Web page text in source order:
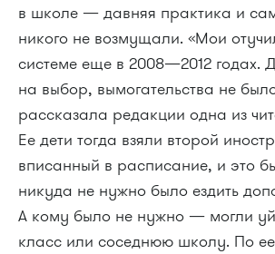
в школе — давняя практика и
никого не возмущали. «Мои
системе еще в 2008—2012 годах.
на выбор, вымогательства не
рассказала редакции одна из
Ее дети тогда взяли второй
вписанный в расписание, и это
никуда не нужно было ездить
А кому было не нужно — могли
класс или соседнюю школу. По